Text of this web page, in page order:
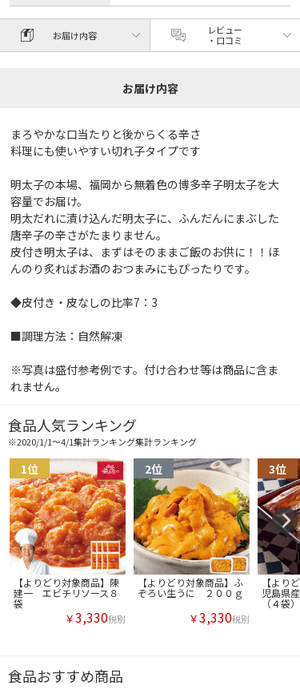
お届け内容
レビュー
・口コミ
お届け内容
まろやかな口当たりと後からくる辛さ
料理にも使いやすい切れ子タイプです
明太子の本場、福岡から無着色の博多辛子明太子を大
容量でお届け。
明太だれに漬け込んだ明太子に、ふんだんにまぶした
唐辛子の辛さがたまりません。
皮付き明太子は、まずはそのままご飯のお供に！！ほ
んのり炙ればお酒のおつまみにもぴったりです。
◆皮付き・皮なしの比率7：3
■調理方法：自然解凍
※写真は盛付参考例です。付け合わせ等は商品に含ま
れません。
食品人気ランキング
※2020/1/1～4/1集計ランキング集計ランキング
【よりどり対象商品】陳
建一 エビチリソース８
袋
￥3,330税別
【よりどり対象商品】ふ
ぞろい生うに ２００ｇ
￥3,330税別
【より
児島県
（４袋）
食品おすすめ商品